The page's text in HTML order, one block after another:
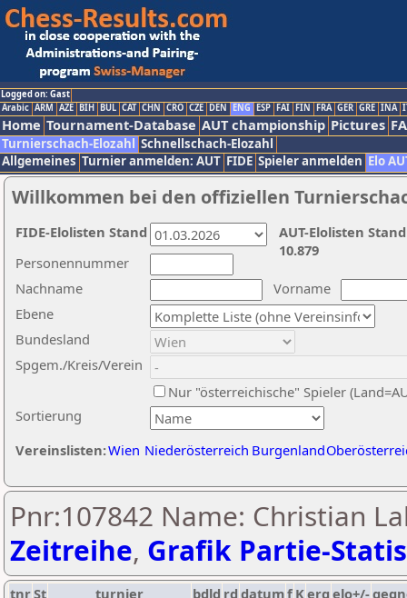
Logged on: Gast
Arabic ARM AZE BIH BUL CAT CHN CRO CZE DEN ENG ESP FAI FIN FRA GER GRE INA
Home Tournament-Database AUT championship Pictures
Turnierschach-Elozahl Schnellschach-Elozahl
Allgemeines Turnier anmelden: AUT FIDE Spieler anmelden Elo
Willkommen bei den offiziellen
Nachname
Vorname
Ebene
Sortierung
Personennummer
Bundesland
Spgem./Kreis/Verein
Nur "österreichische" Spieler
Vereinslisten:Wien Niederösterreich Burgenland
AUT-Elolisten
10.879
FIDE-Elolisten Stand
Pnr:107842 Name: Christian
Zeitreihe, Grafik Partie-
tnrSt turnier bdld rd datumf Kerg elo+/-